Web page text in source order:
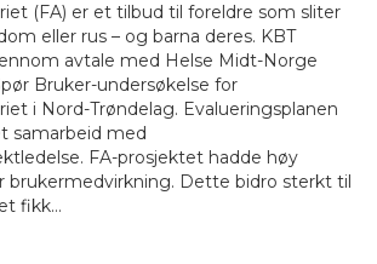
(FA) er et tilbud til foreldre som sliter
eller rus – og barna deres. KBT
avtale med Helse Midt-Norge
Bruker-undersøkelse for
i Nord-Trøndelag. Evalueringsplanen
samarbeid med
FA-prosjektet hadde høy
brukermedvirkning. Dette bidro sterkt til
fikk…